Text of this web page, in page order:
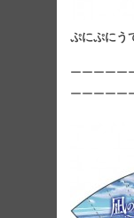
ぷにぷにう
ーーーーー
ーーーーー